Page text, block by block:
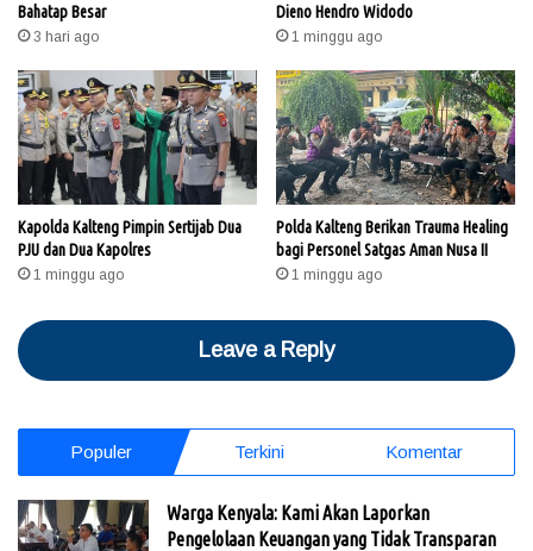
Bahatap Besar
3 hari ago
Dieno Hendro Widodo
1 minggu ago
Kapolda Kalteng Pimpin Sertijab Dua
PJU dan Dua Kapolres
1 minggu ago
Polda Kalteng Berikan Trauma Healing
bagi Personel Satgas Aman Nusa II
1 minggu ago
Leave a Reply
Populer Terkini Komentar
Warga Kenyala: Kami Akan Laporkan
Pengelolaan Keuangan yang Tidak Transparan